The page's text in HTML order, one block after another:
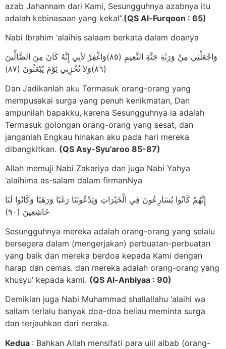
azab Jahannam dari Kami, Sesungguhnya azabnya itu
adalah kebinasaan yang kekal”.(QS Al-Furqoon : 65)
Nabi Ibrahim ‘alaihis salaam berkata dalam doanya
وَاجْعَلْنِي مِنْ وَرَثَةِ جَنَّةِ النَّعِيمِ (٨٥)وَاغْفِرْ لأبِي إِنَّهُ كَانَ مِنَ الضَّالِّينَ
(٨٦)وَلا تُخْزِنِي يَوْمَ يُبْعَثُونَ (٨٧)
Dan Jadikanlah aku Termasuk orang-orang yang
mempusakai surga yang penuh kenikmatan, Dan
ampunilah bapakku, karena Sesungguhnya ia adalah
Termasuk golongan orang-orang yang sesat, dan
janganlah Engkau hinakan aku pada hari mereka
dibangkitkan. (QS Asy-Syu’aroo 85-87)
Allah memuji Nabi Zakariya dan juga Nabi Yahya
‘alaihima as-salam dalam firmanNya
إِنَّهُمْ كَانُوا يُسَارِعُونَ فِي الْخَيْرَاتِ وَيَدْعُونَنَا رَغَبًا وَرَهَبًا وَكَانُوا لَنَا
خَاشِعِينَ (٩٠)
Sesungguhnya mereka adalah orang-orang yang selalu
bersegera dalam (mengerjakan) perbuatan-perbuatan
yang baik dan mereka berdoa kepada Kami dengan
harap dan cemas. dan mereka adalah orang-orang yang
khusyu’ kepada kami. (QS Al-Anbiyaa : 90)
Demikian juga Nabi Muhammad shallallahu ‘alaihi wa
sallam terlalu banyak doa-doa beliau meminta surga
dan terjauhkan dari neraka.
Kedua : Bahkan Allah mensifati para ulil albab (orang-